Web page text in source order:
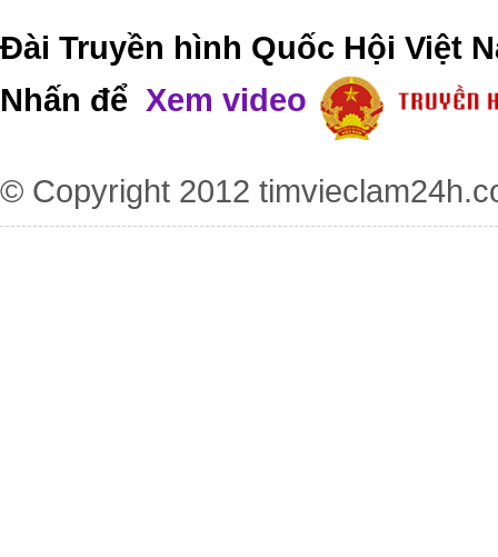
Đài Truyền hình Quốc Hội Việt
Nhấn để Xem video
© Copyright 2012